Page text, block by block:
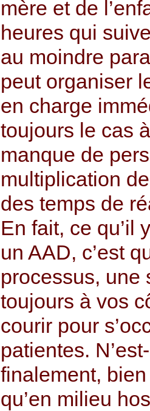
mère et de
heures qui
au moindre
peut organiser
en charge
toujours le cas
manque de
multiplication
des temps de
En fait, ce qu’il
un AAD, c’est
processus, une
toujours à vos
courir pour
patientes.
finalement,
qu’en milieu